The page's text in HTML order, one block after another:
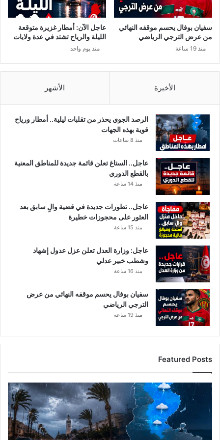
راشد الغنوشي
ث
ة
ا
ب
ف
ي
ك
م
ن
ل
ا
ل
ن
سفيان بوفال يحسم موقفه النهائي
من عرض الترجي الرياضي
منذ 19 ساعة
عاجل الآن: أمطار غزيرة متوقعة
الليلة والرياح تشتد في عدة ولايات
منذ يوم واحد
الأخيرة الأشهر
الرصد الجوي يحذر من تقلبات ليلية.. أمطار ورياح
قوية بهذه الجهات
منذ 8 ساعات
عاجل.. الستاغ تعلن قائمة جديدة للمناطق المعنية
بالقطع الدوري
منذ 14 ساعة
عاجل.. تطورات جديدة في قضية والٍ سابق بعد
العثور على محجوزات خطيرة
منذ 15 ساعة
عاجل: وزارة العدل تعلن عزل عدول إشهاد
وشطب خبير عدلي
منذ 16 ساعة
سفيان بوفال يحسم موقفه النهائي من عرض
الترجي الرياضي
منذ 19 ساعة
Featured Posts
ا
ر
د